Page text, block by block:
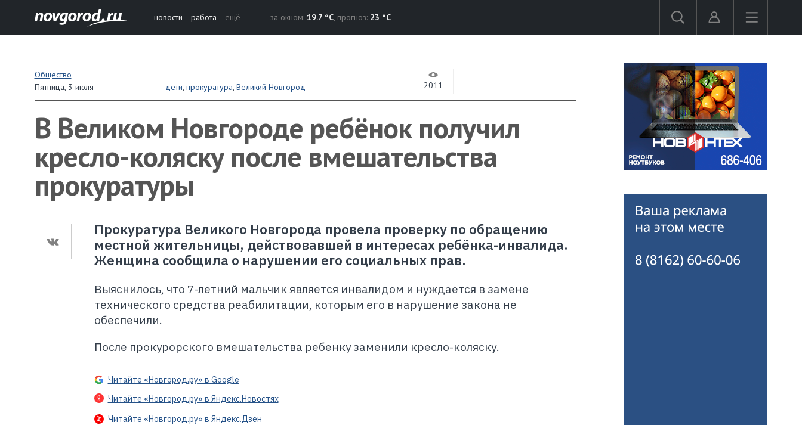
новости работа ещё за окном: 19.7 °C, прогноз: 23 °C
Общество
Пятница, 3 июля дети,прокуратура,Великий Новгород 2011
В Великом Новгороде ребёнок получил
кресло-коляску после вмешательства
прокуратуры
Прокуратура Великого Новгорода провела проверку по обращению
местной жительницы, действовавшей в интересах ребёнка-инвалида.
Женщина сообщила о нарушении его социальных прав.
Выяснилось, что 7-летний мальчик является инвалидом и нуждается в замене
технического средства реабилитации, которым его в нарушение закона не
обеспечили.
После прокурорского вмешательства ребенку заменили кресло-коляску.
Читайте «Новгород.ру» в Google
Читайте «Новгород.ру» в Яндекс.Новостях
Читайте «Новгород.ру» в Яндекс.Дзен